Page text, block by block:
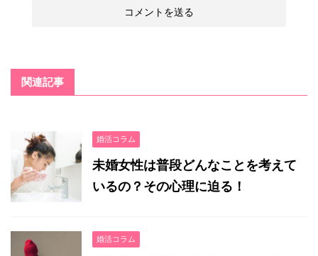
関連記事
婚活コラム
未婚女性は普段どんなことを考えて
いるの？その心理に迫る！
婚活コラム